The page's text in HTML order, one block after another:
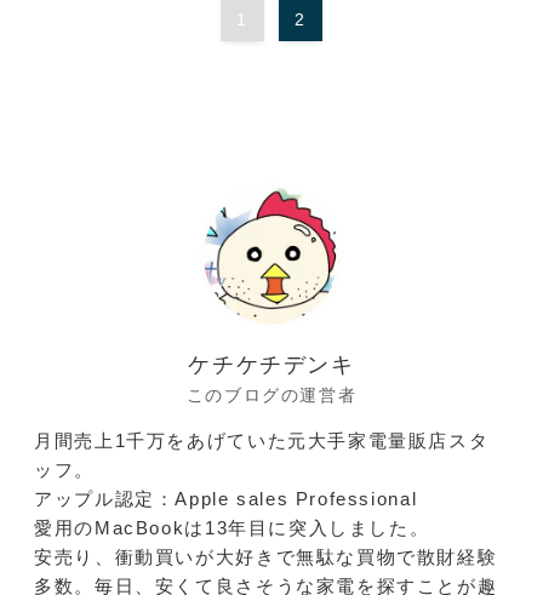
1 2
ケチケチデンキ
このブログの運営者
月間売上1千万をあげていた元大手家電量販店スタ
ッフ。
アップル認定：Apple sales Professional
愛用のMacBookは13年目に突入しました。
安売り、衝動買いが大好きで無駄な買物で散財経験
多数。毎日、安くて良さそうな家電を探すことが趣